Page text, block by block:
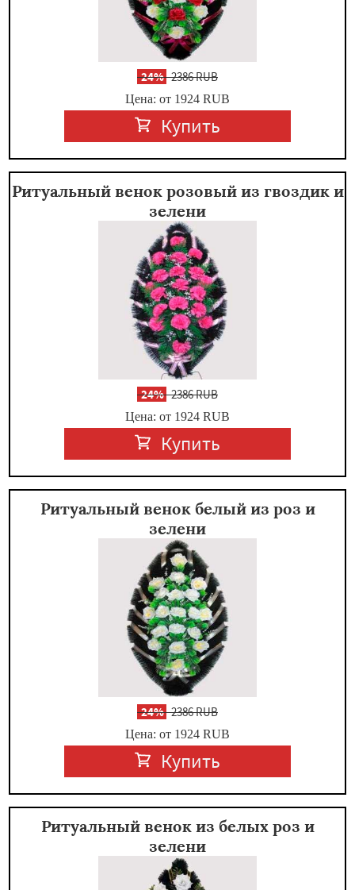
-24%2386 RUB
Цена: от 1924 RUB
Купить
Ритуальный венок розовый из гвоздик и
зелени
-24%2386 RUB
Цена: от 1924 RUB
Купить
Ритуальный венок белый из роз и
зелени
-24%2386 RUB
Цена: от 1924 RUB
Купить
Ритуальный венок из белых роз и
зелени